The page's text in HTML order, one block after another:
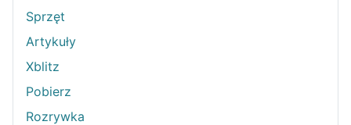
Sprzęt
Artykuły
Xblitz
Pobierz
Rozrywka